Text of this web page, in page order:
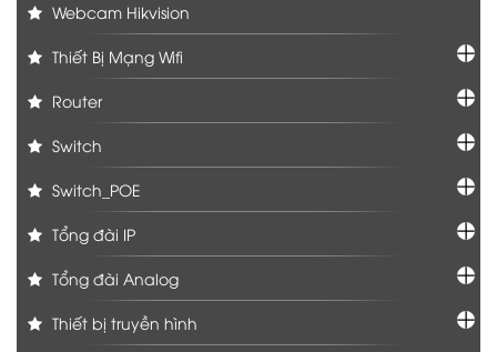
Webcam Hikvision
Thiết Bị Mạng Wifi
Router
Switch
Switch_POE
Tổng đài IP
Tổng đài Analog
Thiết bị truyền hình